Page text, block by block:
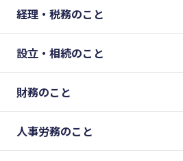
経理・税務のこと
設立・相続のこと
財務のこと
人事労務のこと